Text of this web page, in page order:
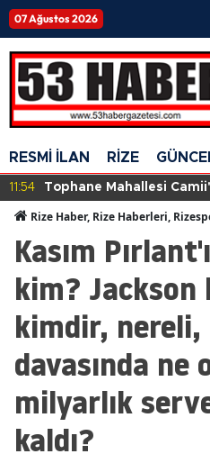
07 Ağustos 2026
RESMİ İLAN RİZE
11:54 Tophane Mahallesi
Rize Haber, Rize Haberleri,
Kasım
kim? Jackson
kimdir,
davasında ne
milyarlık
kaldı?